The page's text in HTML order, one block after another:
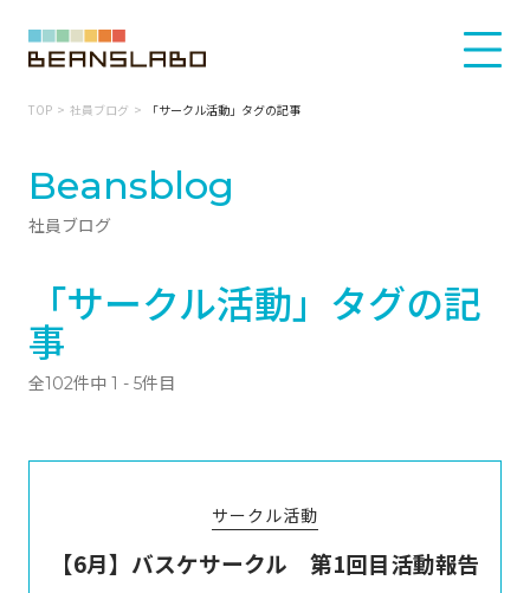
TOP 社員ブログ 「サークル活動」タグの記事
Beansblog
社員ブログ
「サークル活動」タグの記
事
全102件中 1 - 5件目
サークル活動
【6月】バスケサークル 第1回目活動報告